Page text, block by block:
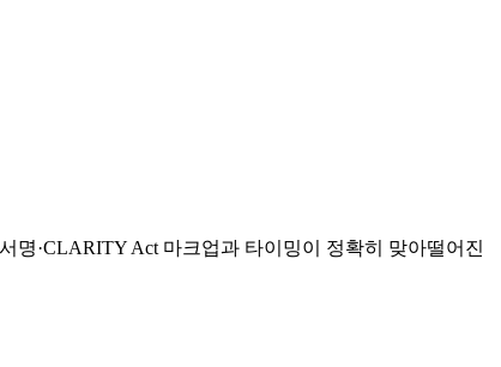
명·CLARITY Act 마크업과 타이밍이 정확히 맞아떨어진